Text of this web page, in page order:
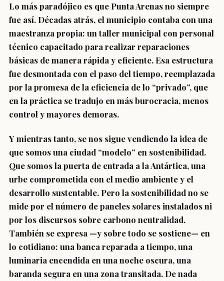
Lo más paradójico es que Punta Arenas no siempre
fue así. Décadas atrás, el municipio contaba con una
maestranza propia: un taller municipal con personal
técnico capacitado para realizar reparaciones
básicas de manera rápida y eficiente. Esa estructura
fue desmontada con el paso del tiempo, reemplazada
por la promesa de la eficiencia de lo “privado”, que
en la práctica se tradujo en más burocracia, menos
control y mayores demoras.
Y mientras tanto, se nos sigue vendiendo la idea de
que somos una ciudad “modelo” en sostenibilidad.
Que somos la puerta de entrada a la Antártica, una
urbe comprometida con el medio ambiente y el
desarrollo sustentable. Pero la sostenibilidad no se
mide por el número de paneles solares instalados ni
por los discursos sobre carbono neutralidad.
También se expresa —y sobre todo se sostiene— en
lo cotidiano: una banca reparada a tiempo, una
luminaria encendida en una noche oscura, una
baranda segura en una zona transitada. De nada